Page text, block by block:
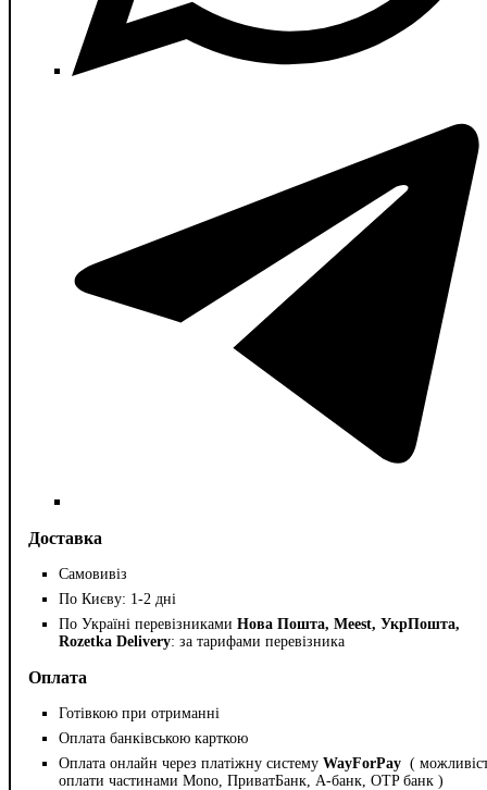
Доставка
Самовивіз
По Києву: 1-2 дні
По Україні перевізниками Нова Пошта, Meest, УкрПошта,
Rozetka Delivery: за тарифами перевізника
Оплата
Готівкою при отриманні
Оплата банківською карткою
Оплата онлайн через платіжну систему WayForPay (
оплати частинами Mono, ПриватБанк, А-банк, OTP банк )